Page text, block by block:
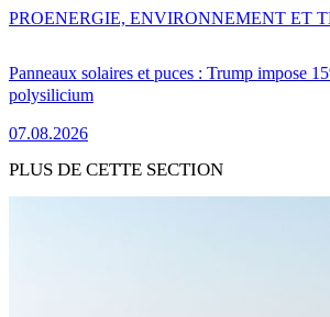
Panneaux solaires et puces : Trump impose
polysilicium
07.08.2026
PROENERGIE, ENVIRONNEMENT ET
PLUS DE CETTE SECTION